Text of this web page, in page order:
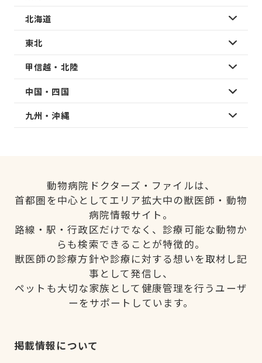
北海道
東北
甲信越・北陸
中国・四国
九州・沖縄
動物病院ドクターズ・ファイルは、
首都圏を中心としてエリア拡大中の獣医師・動物
病院情報サイト。
路線・駅・行政区だけでなく、診療可能な動物か
らも検索できることが特徴的。
獣医師の診療方針や診療に対する想いを取材し記
事として発信し、
ペットも大切な家族として健康管理を行うユーザ
ーをサポートしています。
掲載情報について